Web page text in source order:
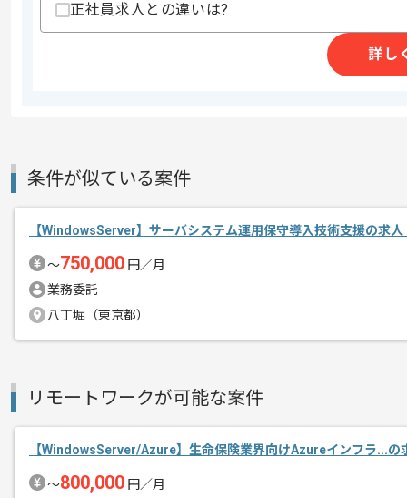
エージェントからのコ
メント
レバテック実績ありの企業です。
Windowsサーバの構築経験がある方に
正社員求人との違いは?
詳し
条件が似ている案件
【WindowsServer】サーバシステム運用保守導入技術支援の求人
〜750,000 円／月
業務委託
八丁堀（東京都）
リモートワークが可能な案件
【WindowsServer/Azure】生命保険業界向けAzureインフラ...の
〜800,000 円／月